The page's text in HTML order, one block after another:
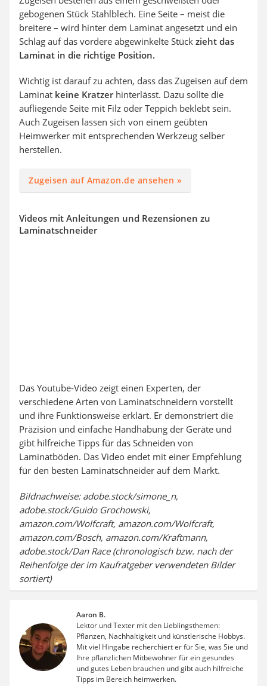
gebogenen Stück Stahlblech. Eine Seite – meist die
breitere – wird hinter dem Laminat angesetzt und ein
Schlag auf das vordere abgewinkelte Stück zieht das
Laminat in die richtige Position.
Wichtig ist darauf zu achten, dass das Zugeisen auf dem
Laminat keine Kratzerhinterlässt. Dazu sollte die
aufliegende Seite mit Filz oder Teppich beklebt sein.
Auch Zugeisen lassen sich von einem geübten
Heimwerker mit entsprechenden Werkzeug selber
herstellen.
Zugeisen auf Amazon.de ansehen »
Videos mit Anleitungen und Rezensionen zu
Laminatschneider
Das Youtube-Video zeigt einen Experten, der
verschiedene Arten von Laminatschneidern vorstellt
und ihre Funktionsweise erklärt. Er demonstriert die
Präzision und einfache Handhabung der Geräte und
gibt hilfreiche Tipps für das Schneiden von
Laminatböden. Das Video endet mit einer Empfehlung
für den besten Laminatschneider auf dem Markt.
Bildnachweise: adobe.stock/simone_n,
adobe.stock/Guido Grochowski,
amazon.com/Wolfcraft, amazon.com/Wolfcraft,
amazon.com/Bosch, amazon.com/Kraftmann,
adobe.stock/Dan Race (chronologisch bzw. nach der
Reihenfolge der im Kaufratgeber verwendeten Bilder
sortiert)
Aaron B.
Lektor und Texter mit den Lieblingsthemen:
Pflanzen, Nachhaltigkeit und künstlerische Hobbys.
Mit viel Hingabe recherchiert er für Sie, was Sie und
Ihre pflanzlichen Mitbewohner für ein gesundes
und gutes Leben brauchen und gibt auch hilfreiche
Tipps im Bereich heimwerken.